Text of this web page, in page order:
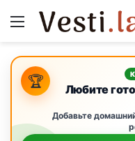
Menu
🏆 Любите
Добавьте